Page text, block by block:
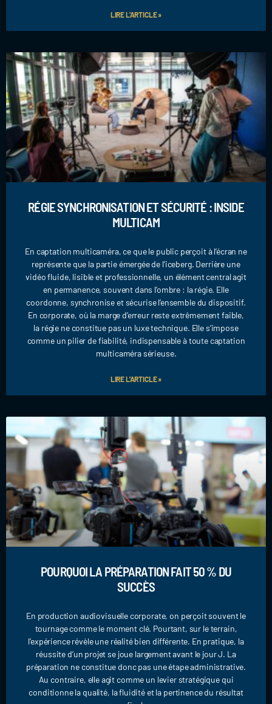
LIRE L'ARTICLE »
RÉGIE SYNCHRONISATION ET SÉCURITÉ : INSIDE
MULTICAM
En captation multicaméra, ce que le public perçoit à l’écran ne
représente que la partie émergée de l’iceberg. Derrière une
vidéo fluide, lisible et professionnelle, un élément central agit
en permanence, souvent dans l’ombre : la régie. Elle
coordonne, synchronise et sécurise l’ensemble du dispositif.
En corporate, où la marge d’erreur reste extrêmement faible,
la régie ne constitue pas un luxe technique. Elle s’impose
comme un pilier de fiabilité, indispensable à toute captation
multicaméra sérieuse.
LIRE L'ARTICLE »
POURQUOI LA PRÉPARATION FAIT 50 % DU
SUCCÈS
En production audiovisuelle corporate, on perçoit souvent le
tournage comme le moment clé. Pourtant, sur le terrain,
l’expérience révèle une réalité bien différente. En pratique, la
réussite d’un projet se joue largement avant le jour J. La
préparation ne constitue donc pas une étape administrative.
Au contraire, elle agit comme un levier stratégique qui
conditionne la qualité, la fluidité et la pertinence du résultat